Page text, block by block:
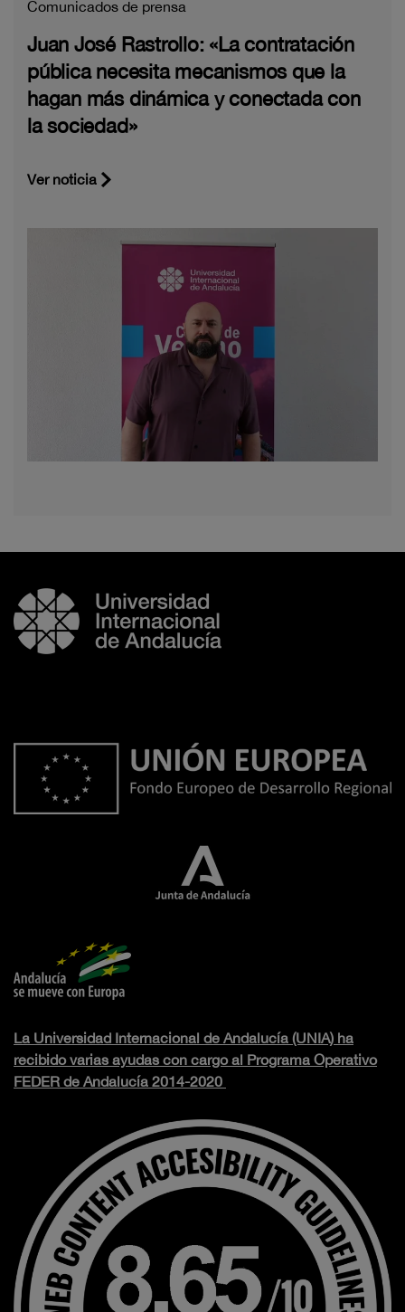
Comunicados de prensa
Juan José Rastrollo: «La contratación
pública necesita mecanismos que la
hagan más dinámica y conectada con
la sociedad»
Ver noticia
La Universidad Internacional de Andalucía (UNIA) ha
recibido varias ayudas con cargo al Programa Operativo
FEDER de Andalucía 2014-2020